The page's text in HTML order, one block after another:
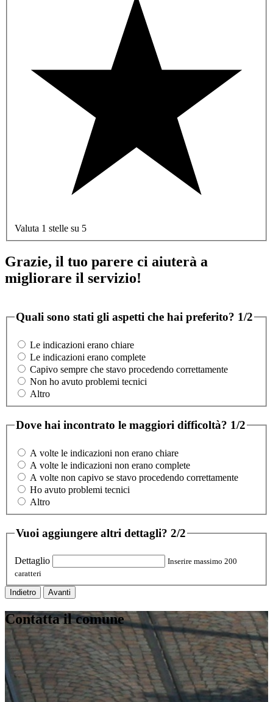
Valuta 1 stelle su 5
Grazie, il tuo parere ci aiuterà a
migliorare il servizio!
Quali sono stati gli aspetti che hai preferito? 1/2
Le indicazioni erano chiare
Le indicazioni erano complete
Capivo sempre che stavo procedendo correttamente
Non ho avuto problemi tecnici
Altro
Dove hai incontrato le maggiori difficoltà? 1/2
A volte le indicazioni non erano chiare
A volte le indicazioni non erano complete
A volte non capivo se stavo procedendo correttamente
Ho avuto problemi tecnici
Altro
Vuoi aggiungere altri dettagli? 2/2
Dettaglio
Inserire massimo 200
caratteri
Indietro Avanti
Contatta il comune